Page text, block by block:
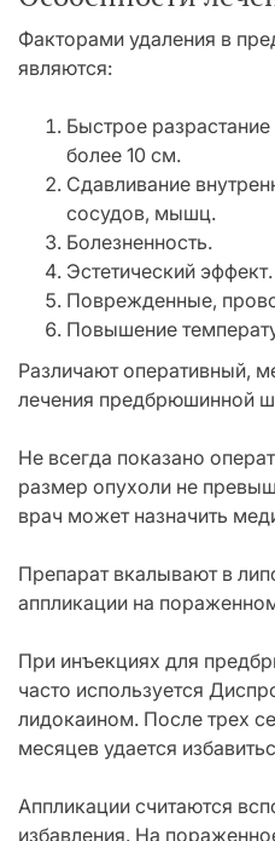
Факторами удаления в
являются:
Быстрое
более 10 см.
Сдавливание
сосудов, мышц.
Болезненность.
Эстетический эффект.
Поврежденные,
Повышение
Различают оперативный,
лечения предбрюшинной
Не всегда показано
размер опухоли не
врач может назначить
Препарат вкалывают в
аппликации на
При инъекциях для
часто используется
лидокаином. После трех
месяцев удается
Аппликации считаются
избавления. На